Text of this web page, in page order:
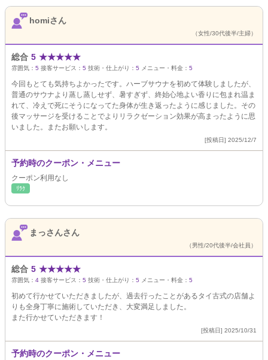
homiさん
（女性/30代後半/主婦）
総合 5 ★★★★★
雰囲気： 5 接客サービス： 5 技術・仕上がり： 5 メニュー・料金： 5
今回もとても気持ちよかったです。ハーブサウナを初めて体験しましたが、
普通のサウナより蒸し蒸しせず、暑すぎず、終始心地よい香りに包まれ温ま
れて、冷えで死にそうになってた身体が生き返ったように感じました。その
後マッサージを受けることでよりリラクゼーション効果が高まったように思
いました。またお願いします。
[投稿日] 2025/12/7
予約時のクーポン・メニュー
クーポン利用なし
ﾘﾗｸ
まっさんさん
（男性/20代後半/会社員）
総合 5 ★★★★★
雰囲気： 4 接客サービス： 5 技術・仕上がり： 5 メニュー・料金： 5
初めて行かせていただきましたが、過去行ったことがあるタイ古式の店舗よ
りも全身丁寧に施術していただき、大変満足しました。
また行かせていただきます！
[投稿日] 2025/10/31
予約時のクーポン・メニュー